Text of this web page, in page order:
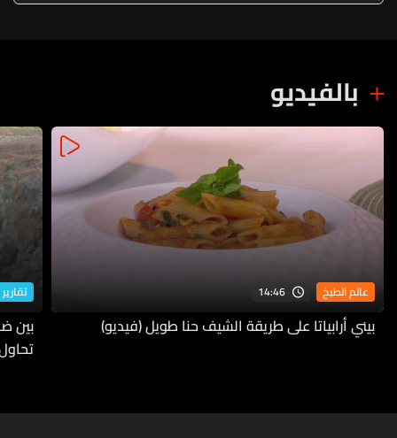
بالفيديو
عالم الطبخ 14:46
بيني أرابياتا على طريقة الشيف حنا طويل (فيديو)
بين